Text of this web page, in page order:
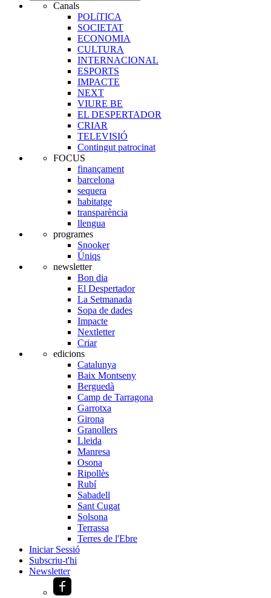
Canals
POLíTICA
SOCIETAT
ECONOMIA
CULTURA
INTERNACIONAL
ESPORTS
IMPACTE
NEXT
VIURE BE
EL DESPERTADOR
CRIAR
TELEVISIÓ
Contingut patrocinat
FOCUS
finançament
barcelona
sequera
habitatge
transparència
llengua
programes
Snooker
Úniqs
newsletter
Bon dia
El Despertador
La Setmanada
Sopa de dades
Impacte
Nextletter
Criar
edicions
Catalunya
Baix Montseny
Berguedà
Camp de Tarragona
Garrotxa
Girona
Granollers
Lleida
Manresa
Osona
Ripollès
Rubí
Sabadell
Sant Cugat
Solsona
Terrassa
Terres de l'Ebre
Iniciar Sessió
Subscriu-t'hi
Newsletter